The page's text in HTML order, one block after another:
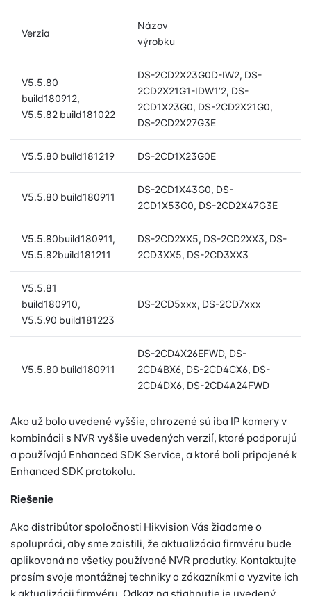
Verzia
Názov
výrobku
V5.5.80
build180912,
V5.5.82 build181022
DS-2CD2X23G0D-IW2, DS-
2CD2X21G1-IDW1’2, DS-
2CD1X23G0, DS-2CD2X21G0,
DS-2CD2X27G3E
V5.5.80 build181219 DS-2CD1X23G0E
V5.5.80 build180911
DS-2CD1X43G0, DS-
2CD1X53G0, DS-2CD2X47G3E
V5.5.80build180911,
V5.5.82build181211
DS-2CD2XX5, DS-2CD2XX3, DS-
2CD3XX5, DS-2CD3XX3
V5.5.81
build180910,
V5.5.90 build181223
DS-2CD5xxx, DS-2CD7xxx
V5.5.80 build180911
DS-2CD4X26EFWD, DS-
2CD4BX6, DS-2CD4CX6, DS-
2CD4DX6, DS-2CD4A24FWD
Ako už bolo uvedené vyššie, ohrozené sú iba IP kamery v
kombinácii s NVR vyššie uvedených verzií, ktoré podporujú
a používajú Enhanced SDK Service, a ktoré boli pripojené k
Enhanced SDK protokolu.
Riešenie
Ako distribútor spoločnosti Hikvision Vás žiadame o
spolupráci, aby sme zaistili, že aktualizácia firmvéru bude
aplikovaná na všetky používané NVR produtky. Kontaktujte
prosím svoje montážnej techniky a zákazníkmi a vyzvite ich